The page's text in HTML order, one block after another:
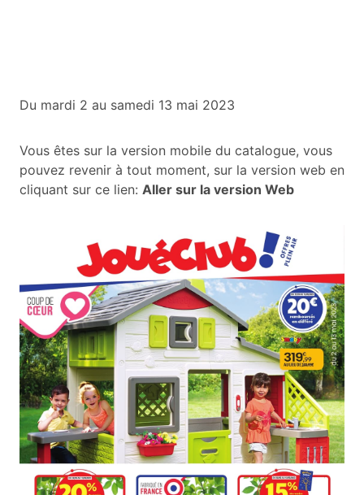
Du mardi 2 au samedi 13 mai 2023
Vous êtes sur la version mobile du catalogue, vous
pouvez revenir à tout moment, sur la version web en
cliquant sur ce lien: Aller sur la version Web